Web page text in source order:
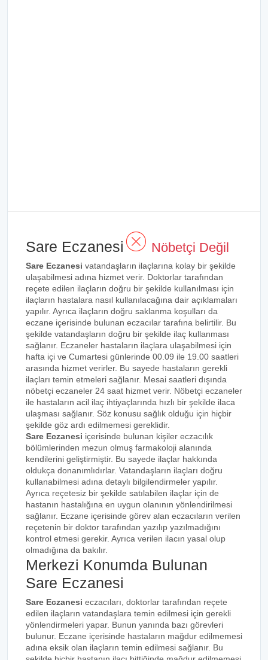
Sare Eczanesi Nöbetçi Değil
Sare Eczanesi vatandaşların ilaçlarına kolay bir şekilde
ulaşabilmesi adına hizmet verir. Doktorlar tarafından
reçete edilen ilaçların doğru bir şekilde kullanılması için
ilaçların hastalara nasıl kullanılacağına dair açıklamaları
yapılır. Ayrıca ilaçların doğru saklanma koşulları da
eczane içerisinde bulunan eczacılar tarafına belirtilir. Bu
şekilde vatandaşların doğru bir şekilde ilaç kullanması
sağlanır. Eczaneler hastaların ilaçlara ulaşabilmesi için
hafta içi ve Cumartesi günlerinde 00.09 ile 19.00 saatleri
arasında hizmet verirler. Bu sayede hastaların gerekli
ilaçları temin etmeleri sağlanır. Mesai saatleri dışında
nöbetçi eczaneler 24 saat hizmet verir. Nöbetçi eczaneler
ile hastaların acil ilaç ihtiyaçlarında hızlı bir şekilde ilaca
ulaşması sağlanır. Söz konusu sağlık olduğu için hiçbir
şekilde göz ardı edilmemesi gereklidir.
Sare Eczanesi içerisinde bulunan kişiler eczacılık
bölümlerinden mezun olmuş farmakoloji alanında
kendilerini geliştirmiştir. Bu sayede ilaçlar hakkında
oldukça donanımlıdırlar. Vatandaşların ilaçları doğru
kullanabilmesi adına detaylı bilgilendirmeler yapılır.
Ayrıca reçetesiz bir şekilde satılabilen ilaçlar için de
hastanın hastalığına en uygun olanının yönlendirilmesi
sağlanır. Eczane içerisinde görev alan eczacıların verilen
reçetenin bir doktor tarafından yazılıp yazılmadığını
kontrol etmesi gerekir. Ayrıca verilen ilacın yasal olup
olmadığına da bakılır.
Merkezi Konumda Bulunan
Sare Eczanesi
Sare Eczanesi eczacıları, doktorlar tarafından reçete
edilen ilaçların vatandaşlara temin edilmesi için gerekli
yönlendirmeleri yapar. Bunun yanında bazı görevleri
bulunur. Eczane içerisinde hastaların mağdur edilmemesi
adına eksik olan ilaçların temin edilmesi sağlanır. Bu